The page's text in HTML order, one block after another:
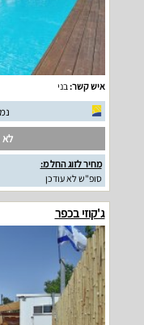
איש קשר: בני
נמצאו 6
לא
מחיר לזוג החל מ:
סופ"ש לא עודכן
ג'קוזי בכפר